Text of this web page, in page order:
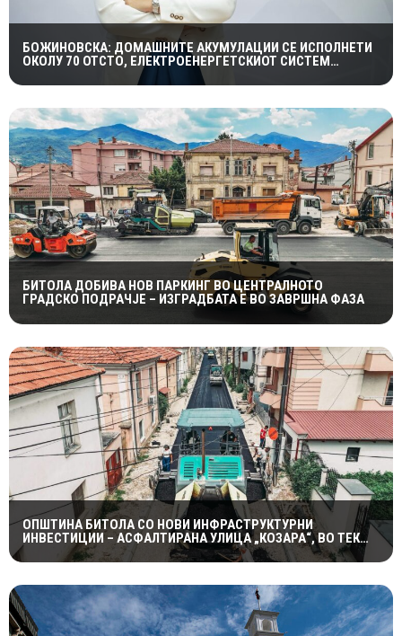
БОЖИНОВСКА: ДОМАШНИТЕ АКУМУЛАЦИИ СЕ ИСПОЛНЕТИ
ОКОЛУ 70 ОТСТО, ЕЛЕКТРОЕНЕРГЕТСКИОТ СИСТЕМ
ОСТАНУВА СТАБИЛЕН
БИТОЛА ДОБИВА НОВ ПАРКИНГ ВО ЦЕНТРАЛНОТО
ГРАДСКО ПОДРАЧЈЕ – ИЗГРАДБАТА Е ВО ЗАВРШНА ФАЗА
ОПШТИНА БИТОЛА СО НОВИ ИНФРАСТРУКТУРНИ
ИНВЕСТИЦИИ – АСФАЛТИРАНА УЛИЦА „КОЗАРА“, ВО ТЕК
РЕКОНСТРУКЦИЈАТА КАЈ ЗДРАВСТВЕНИОТ ДОМ